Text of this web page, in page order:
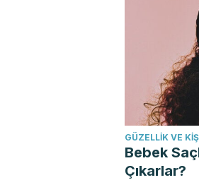
GÜZELLIK VE
Bebek
Çıkarlar?